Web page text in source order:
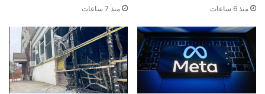
منذ 6 ساعات منذ 7 ساعات